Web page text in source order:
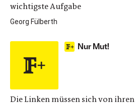
wichtigste Aufgabe
Georg Fülberth
Nur Mut!
Die Linken müssen sich von ihren